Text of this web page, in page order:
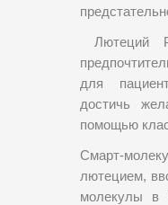
Лютеций
для
достичь
помощью
Смарт-
лютецием,
молекулы в